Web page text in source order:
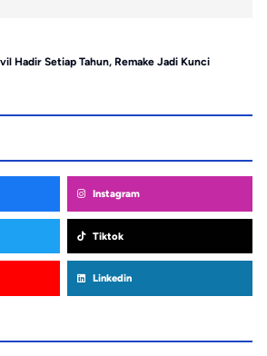
Hadir Setiap Tahun, Remake Jadi Kunci
Instagram
Tiktok
Linkedin